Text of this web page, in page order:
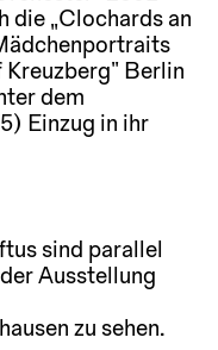
die „Clochards an
Berlin
dem
Einzug in ihr
sind parallel
Ausstellung
zu sehen.